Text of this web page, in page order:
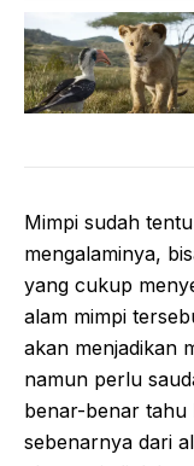
Mimpi sudah
mengalaminya,
yang cukup
alam mimpi
akan menjadikan
namun perlu
benar-benar tahu
sebenarnya dari